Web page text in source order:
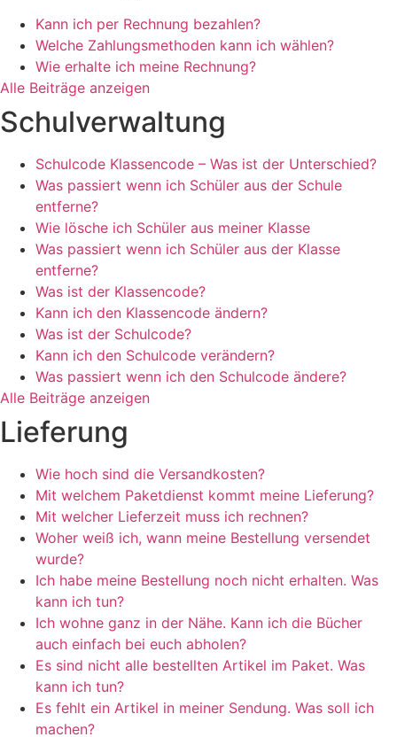
Kann ich per Rechnung bezahlen?
Welche Zahlungsmethoden kann ich wählen?
Wie erhalte ich meine Rechnung?
Alle Beiträge anzeigen
Schulverwaltung
Schulcode Klassencode – Was ist der Unterschied?
Was passiert wenn ich Schüler aus der Schule
entferne?
Wie lösche ich Schüler aus meiner Klasse
Was passiert wenn ich Schüler aus der Klasse
entferne?
Was ist der Klassencode?
Kann ich den Klassencode ändern?
Was ist der Schulcode?
Kann ich den Schulcode verändern?
Was passiert wenn ich den Schulcode ändere?
Alle Beiträge anzeigen
Lieferung
Wie hoch sind die Versandkosten?
Mit welchem Paketdienst kommt meine Lieferung?
Mit welcher Lieferzeit muss ich rechnen?
Woher weiß ich, wann meine Bestellung versendet
wurde?
Ich habe meine Bestellung noch nicht erhalten. Was
kann ich tun?
Ich wohne ganz in der Nähe. Kann ich die Bücher
auch einfach bei euch abholen?
Es sind nicht alle bestellten Artikel im Paket. Was
kann ich tun?
Es fehlt ein Artikel in meiner Sendung. Was soll ich
machen?